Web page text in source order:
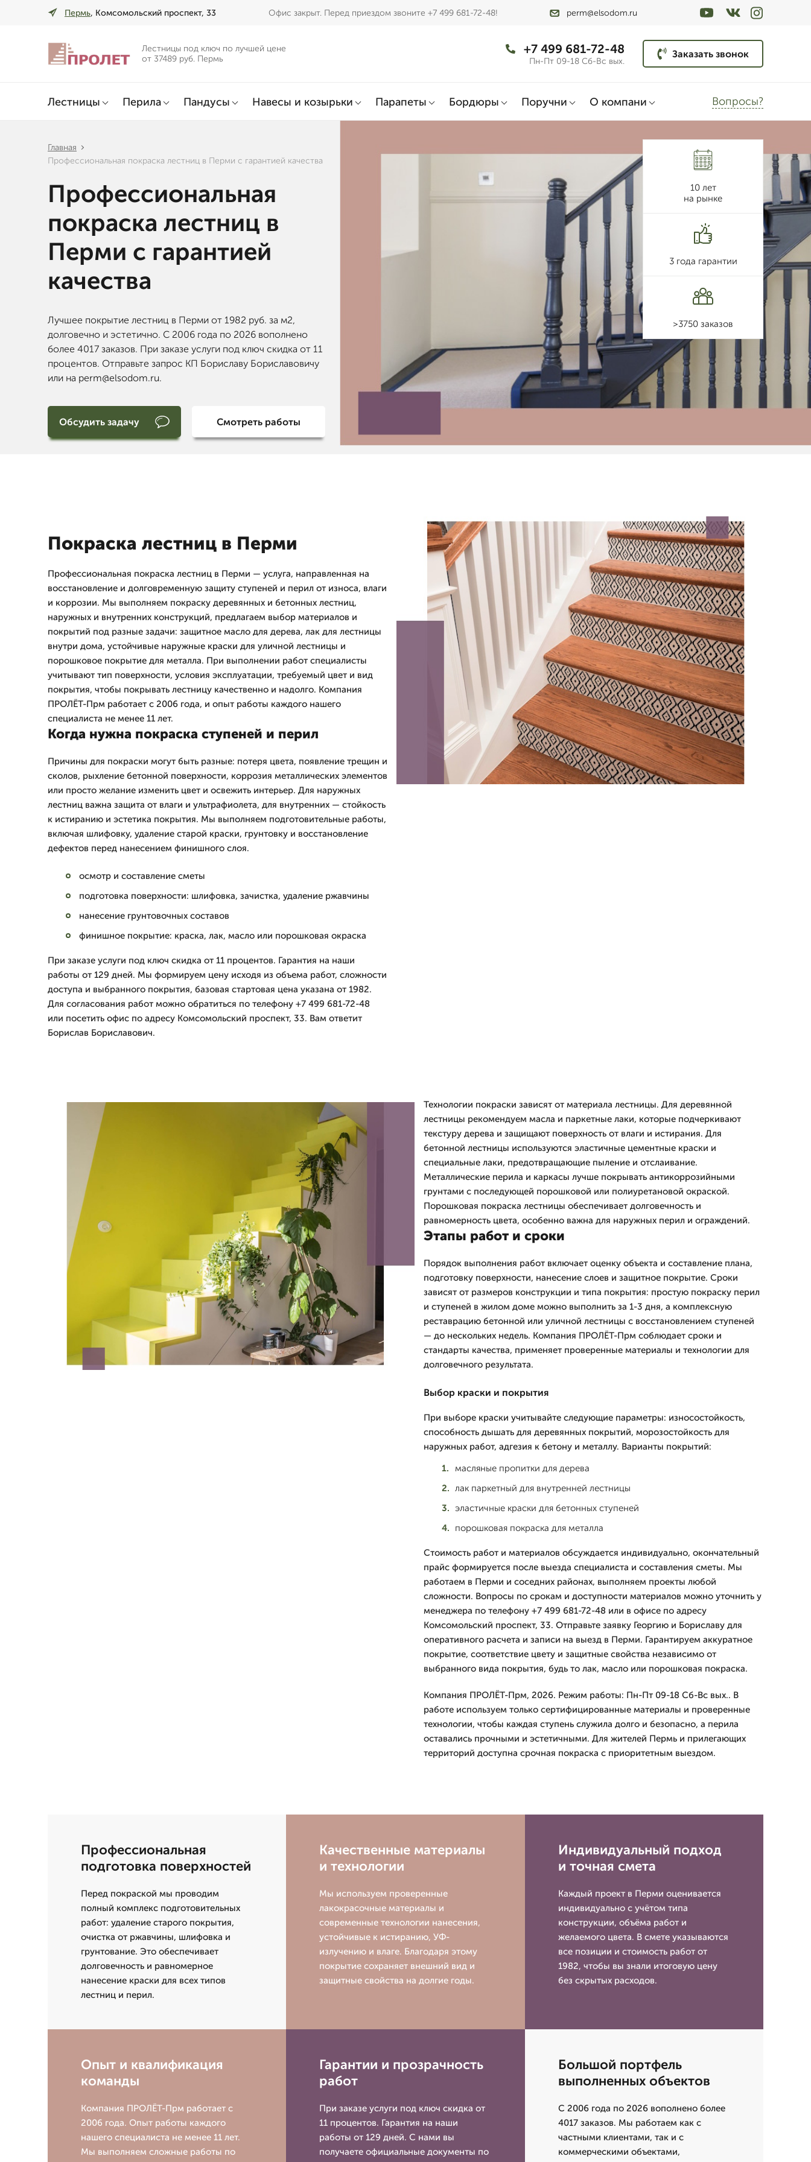
Пермь, Комсомольский проспект, 33 Офис закрыт. Перед приездом звоните +7 499 681-72-48! perm@elsodom.ru
Лестницы под ключ по лучшей цене
от 37489 руб. Пермь
+7 499 681-72-48
Пн-Пт 09-18 Сб-Вс вых.
Заказать звонок
Лестницы Перила Пандусы Навесы и козырьки Парапеты Бордюры Поручни О компани Вопросы?
Главная
Профессиональная покраска лестниц в Перми с гарантией качества
Профессиональная
покраска лестниц в
Перми с гарантией
качества
Лучшее покрытие лестниц в Перми от 1982 руб. за м2,
долговечно и эстетично. С 2006 года по 2026 вополнено
более 4017 заказов. При заказе услуги под ключ скидка от 11
процентов. Отправьте запрос КП Бориславу Бориславовичу
или на perm@elsodom.ru.
Обсудить задачу Смотреть работы
10 лет
на рынке
3 года гарантии
>3750 заказов
Покраска лестниц в Перми
Профессиональная покраска лестниц в Перми — услуга, направленная на
восстановление и долговременную защиту ступеней и перил от износа, влаги
и коррозии. Мы выполняем покраску деревянных и бетонных лестниц,
наружных и внутренних конструкций, предлагаем выбор материалов и
покрытий под разные задачи: защитное масло для дерева, лак для лестницы
внутри дома, устойчивые наружные краски для уличной лестницы и
порошковое покрытие для металла. При выполнении работ специалисты
учитывают тип поверхности, условия эксплуатации, требуемый цвет и вид
покрытия, чтобы покрывать лестницу качественно и надолго. Компания
ПРОЛЁТ-Прм работает с 2006 года, и опыт работы каждого нашего
специалиста не менее 11 лет.
Когда нужна покраска ступеней и перил
Причины для покраски могут быть разные: потеря цвета, появление трещин и
сколов, рыхление бетонной поверхности, коррозия металлических элементов
или просто желание изменить цвет и освежить интерьер. Для наружных
лестниц важна защита от влаги и ультрафиолета, для внутренних — стойкость
к истиранию и эстетика покрытия. Мы выполняем подготовительные работы,
включая шлифовку, удаление старой краски, грунтовку и восстановление
дефектов перед нанесением финишного слоя.
осмотр и составление сметы
подготовка поверхности: шлифовка, зачистка, удаление ржавчины
нанесение грунтовочных составов
финишное покрытие: краска, лак, масло или порошковая окраска
При заказе услуги под ключ скидка от 11 процентов. Гарантия на наши
работы от 129 дней. Мы формируем цену исходя из объема работ, сложности
доступа и выбранного покрытия, базовая стартовая цена указана от 1982.
Для согласования работ можно обратиться по телефону +7 499 681-72-48
или посетить офис по адресу Комсомольский проспект, 33. Вам ответит
Борислав Бориславович.
Технологии покраски зависят от материала лестницы. Для деревянной
лестницы рекомендуем масла и паркетные лаки, которые подчеркивают
текстуру дерева и защищают поверхность от влаги и истирания. Для
бетонной лестницы используются эластичные цементные краски и
специальные лаки, предотвращающие пыление и отслаивание.
Металлические перила и каркасы лучше покрывать антикоррозийными
грунтами с последующей порошковой или полиуретановой окраской.
Порошковая покраска лестницы обеспечивает долговечность и
равномерность цвета, особенно важна для наружных перил и ограждений.
Этапы работ и сроки
Порядок выполнения работ включает оценку объекта и составление плана,
подготовку поверхности, нанесение слоев и защитное покрытие. Сроки
зависят от размеров конструкции и типа покрытия: простую покраску перил
и ступеней в жилом доме можно выполнить за 1-3 дня, а комплексную
реставрацию бетонной или уличной лестницы с восстановлением ступеней
— до нескольких недель. Компания ПРОЛЁТ-Прм соблюдает сроки и
стандарты качества, применяет проверенные материалы и технологии для
долговечного результата.
Выбор краски и покрытия
При выборе краски учитывайте следующие параметры: износостойкость,
способность дышать для деревянных покрытий, морозостойкость для
наружных работ, адгезия к бетону и металлу. Варианты покрытий:
масляные пропитки для дерева
лак паркетный для внутренней лестницы
эластичные краски для бетонных ступеней
порошковая покраска для металла
Стоимость работ и материалов обсуждается индивидуально, окончательный
прайс формируется после выезда специалиста и составления сметы. Мы
работаем в Перми и соседних районах, выполняем проекты любой
сложности. Вопросы по срокам и доступности материалов можно уточнить у
менеджера по телефону +7 499 681-72-48 или в офисе по адресу
Комсомольский проспект, 33. Отправьте заявку Георгию и Бориславу для
оперативного расчета и записи на выезд в Перми. Гарантируем аккуратное
покрытие, соответствие цвету и защитные свойства независимо от
выбранного вида покрытия, будь то лак, масло или порошковая покраска.
Компания ПРОЛЁТ-Прм, 2026. Режим работы: Пн-Пт 09-18 Сб-Вс вых.. В
работе используем только сертифицированные материалы и проверенные
технологии, чтобы каждая ступень служила долго и безопасно, а перила
оставались прочными и эстетичными. Для жителей Пермь и прилегающих
территорий доступна срочная покраска с приоритетным выездом.
Профессиональная
подготовка поверхностей
Перед покраской мы проводим
полный комплекс подготовительных
работ: удаление старого покрытия,
очистка от ржавчины, шлифовка и
грунтование. Это обеспечивает
долговечность и равномерное
нанесение краски для всех типов
лестниц и перил.
Качественные материалы
и технологии
Мы используем проверенные
лакокрасочные материалы и
современные технологии нанесения,
устойчивые к истиранию, УФ-
излучению и влаге. Благодаря этому
покрытие сохраняет внешний вид и
защитные свойства на долгие годы.
Индивидуальный подход
и точная смета
Каждый проект в Перми оценивается
индивидуально с учётом типа
конструкции, объёма работ и
желаемого цвета. В смете указываются
все позиции и стоимость работ от
1982, чтобы вы знали итоговую цену
без скрытых расходов.
Опыт и квалификация
команды
Компания ПРОЛЁТ-Прм работает с
2006 года. Опыт работы каждого
нашего специалиста не менее 11 лет.
Мы выполняем сложные работы по
Гарантии и прозрачность
работ
При заказе услуги под ключ скидка от
11 процентов. Гарантия на наши
работы от 129 дней. С нами вы
получаете официальные документы по
Большой портфель
выполненных объектов
С 2006 года по 2026 вополнено более
4017 заказов. Мы работаем как с
частными клиентами, так и с
коммерческими объектами,